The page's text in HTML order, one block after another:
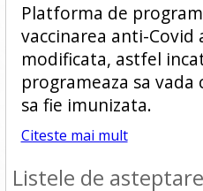
Platforma de
vaccinarea anti-Covid
modificata, astfel
programeaza sa vada
sa fie imunizata.
Citeste mai mult
Listele de